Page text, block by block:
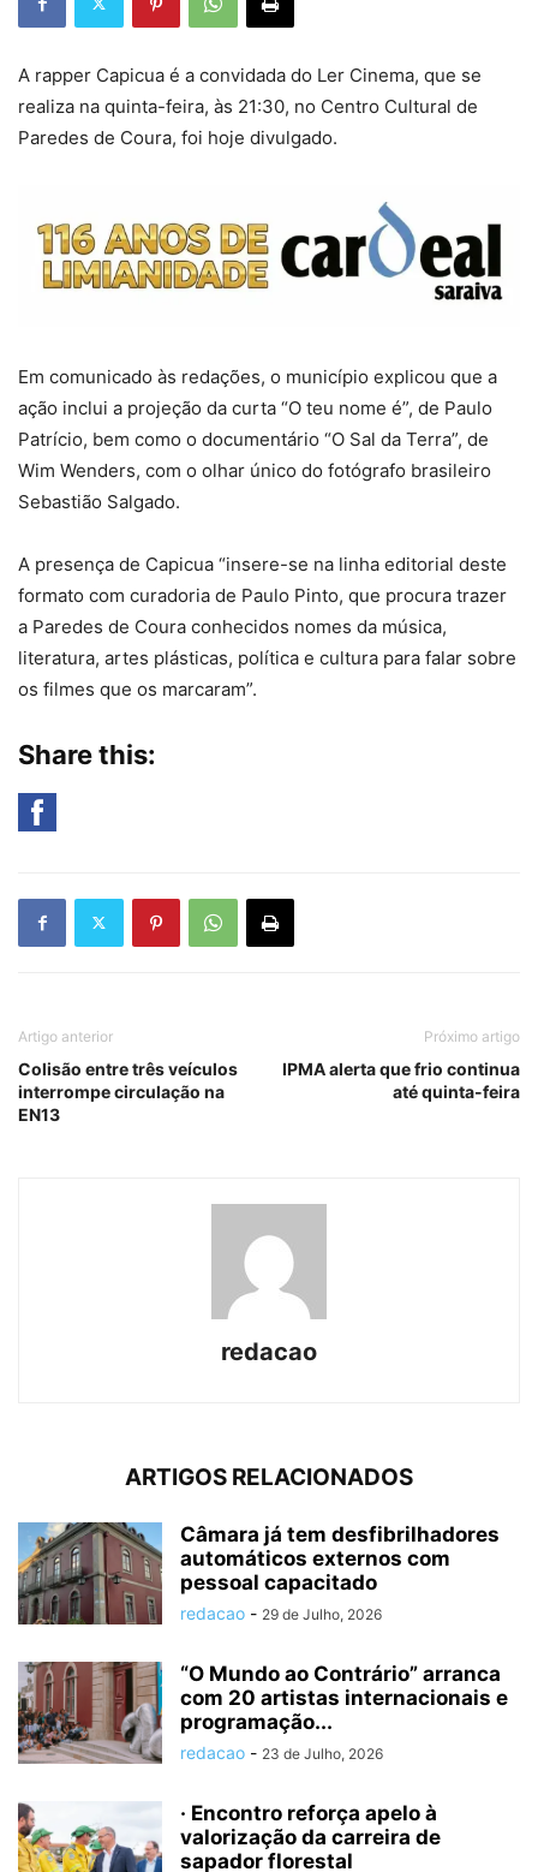
A rapper Capicua é a convidada do Ler Cinema, que se
realiza na quinta-feira, às 21:30, no Centro Cultural de
Paredes de Coura, foi hoje divulgado.
Em comunicado às redações, o município explicou que a
ação inclui a projeção da curta “O teu nome é”, de Paulo
Patrício, bem como o documentário “O Sal da Terra”, de
Wim Wenders, com o olhar único do fotógrafo brasileiro
Sebastião Salgado.
A presença de Capicua “insere-se na linha editorial deste
formato com curadoria de Paulo Pinto, que procura trazer
a Paredes de Coura conhecidos nomes da música,
literatura, artes plásticas, política e cultura para falar sobre
os filmes que os marcaram”.
Share this:
Artigo anterior
Colisão entre três veículos
interrompe circulação na
EN13
Próximo artigo
IPMA alerta que frio continua
até quinta-feira
redacao
ARTIGOS RELACIONADOS
Câmara já tem desfibrilhadores
automáticos externos com
pessoal capacitado
redacao - 29 de Julho, 2026
“O Mundo ao Contrário” arranca
com 20 artistas internacionais e
programação...
redacao - 23 de Julho, 2026
· Encontro reforça apelo à
valorização da carreira de
sapador florestal